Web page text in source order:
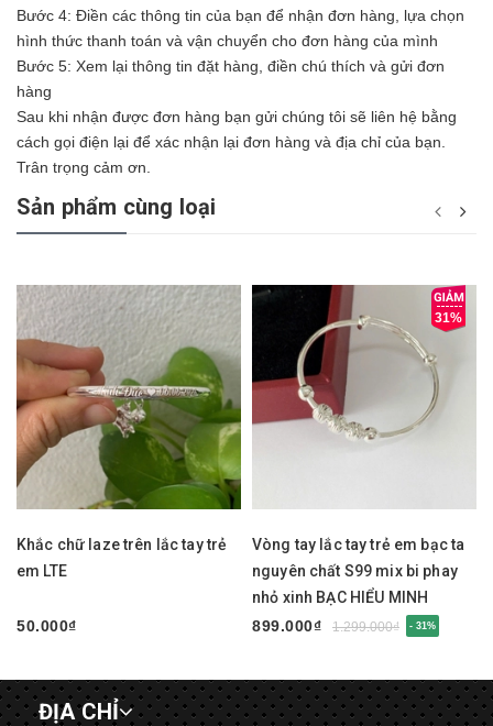
Bước 4: Điền các thông tin của bạn để nhận đơn hàng, lựa chọn
hình thức thanh toán và vận chuyển cho đơn hàng của mình
Bước 5: Xem lại thông tin đặt hàng, điền chú thích và gửi đơn
hàng
Sau khi nhận được đơn hàng bạn gửi chúng tôi sẽ liên hệ bằng
cách gọi điện lại để xác nhận lại đơn hàng và địa chỉ của bạn.
Trân trọng cảm ơn.
Sản phẩm cùng loại
Khắc chữ laze trên lắc tay trẻ
em LTE
50.000₫
31%
Vòng tay lắc tay trẻ em bạc ta
nguyên chất S99 mix bi phay
nhỏ xinh BẠC HIỂU MINH
LTE585
899.000₫ 1.299.000₫ - 31%
ĐỊA CHỈ